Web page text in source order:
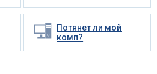
Потянет ли мой
комп?